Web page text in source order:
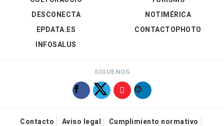
DESCONECTA
EPDATA.ES
INFOSALUS
NOTIMÉRICA
CONTACTOPHOTO
SÍGUENOS
Contacto Aviso legal Cumplimiento normativo